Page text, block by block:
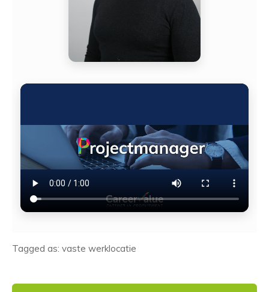
Tagged as: vaste werklocatie